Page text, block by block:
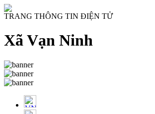
TRANG THÔNG TIN ĐIỆN TỬ
Xã Vạn Ninh